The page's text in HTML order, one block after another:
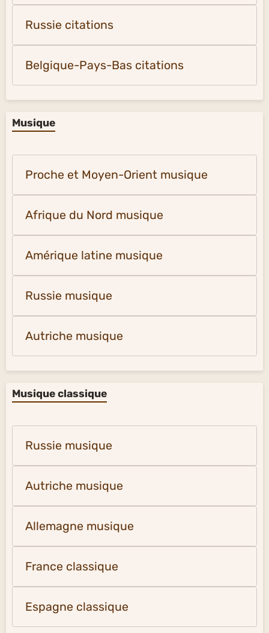
Russie citations
Belgique-Pays-Bas citations
Musique
Proche et Moyen-Orient musique
Afrique du Nord musique
Amérique latine musique
Russie musique
Autriche musique
Musique classique
Russie musique
Autriche musique
Allemagne musique
France classique
Espagne classique